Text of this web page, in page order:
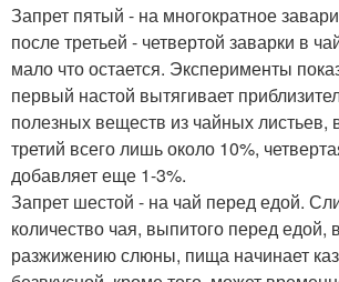
Запрет пятый - на многократное
после третьей - четвертой заварки в
мало что остается. Эксперименты
первый настой вытягивает
полезных веществ из чайных листьев,
третий всего лишь около 10%,
добавляет еще 1-3%.
Запрет шестой - на чай перед едой.
количество чая, выпитого перед едой,
разжижению слюны, пища начинает